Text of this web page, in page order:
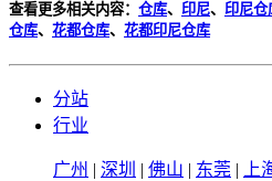
查看更多相关内容： 仓库、 印尼、 印尼仓
仓库、 花都仓库、 花都印尼仓库
分站
行业
广州 | 深圳 | 佛山 | 东莞 | 上